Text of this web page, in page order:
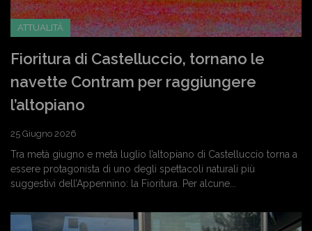
ATTUALITÀ
Fioritura di Castelluccio, tornano le
navette Contram per raggiungere
l’altopiano
25 Giugno 2026
Tra metà giugno e metà luglio l’altopiano di Castelluccio torna a
essere protagonista di uno degli spettacoli naturali più
suggestivi dell’Appennino: la Fioritura. Per alcune...